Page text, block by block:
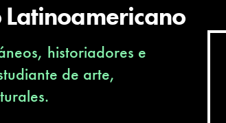
historiadores e
de arte,